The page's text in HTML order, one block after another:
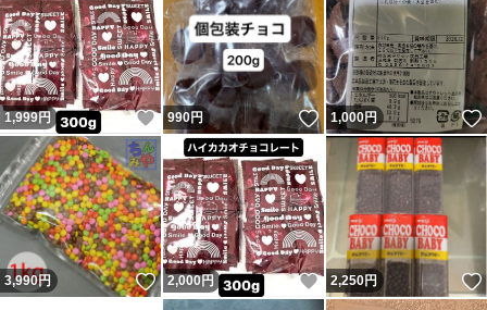
1,999円 いいね！
990円 いいね！
1,000円
3,990円 いいね！
2,000円 いいね！
2,250円